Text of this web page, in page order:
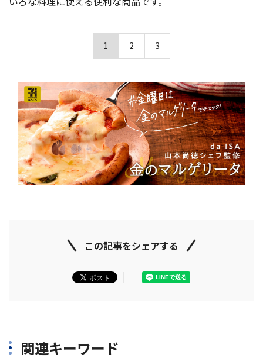
1 2 3
この記事をシェアする
関連キーワード